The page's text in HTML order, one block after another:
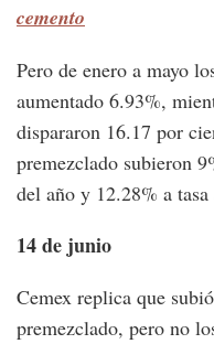
cemento
Pero de enero a mayo
aumentado 6.93%,
dispararon 16.17 por
premezclado subieron
del año y 12.28% a
14 de junio
Cemex replica que
premezclado, pero no